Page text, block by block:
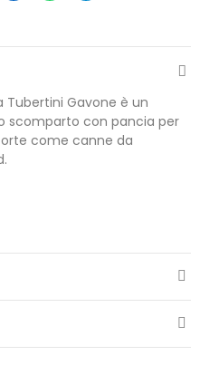
Tubertini Gavone è un
scomparto con pancia per
come canne da